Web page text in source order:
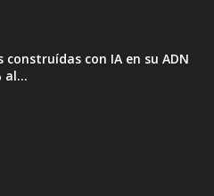
construídas con IA en su ADN
al...